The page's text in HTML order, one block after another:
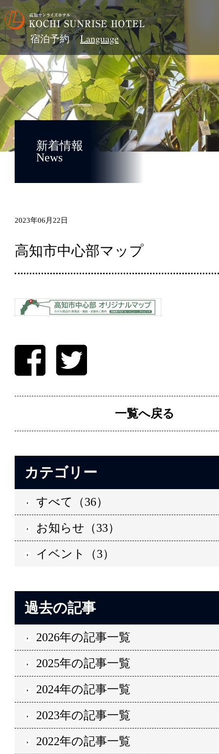
宿泊予約
新着情報
News
2023年06月22日
高知市中心部マップ
一覧へ戻る
カテゴリー
すべて（36）
お知らせ（33）
イベント（3）
過去の記事
2026年の記事一覧
2025年の記事一覧
2024年の記事一覧
2023年の記事一覧
2022年の記事一覧